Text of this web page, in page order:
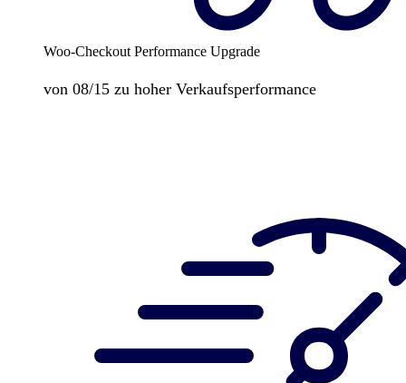
Woo-Checkout Performance Upgrade
von 08/15 zu hoher Verkaufsperformance